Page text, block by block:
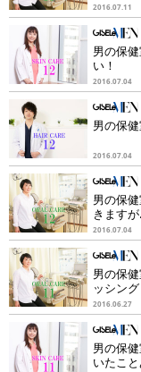
2016.07.11
男の保
い！
2016.07.04
男の保
2016.07.04
男の保
きます
2016.07.04
男の保
ッシン
2016.06.27
男の保
いたこ